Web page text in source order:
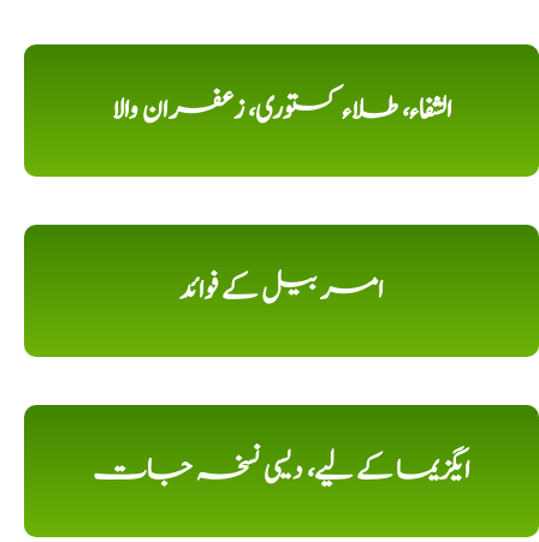
الشفاء، طلاء کستوری، زعفران والا
امر بیل کے فوائد
ایگزیما کے لیے، دیسی نسخہ جات